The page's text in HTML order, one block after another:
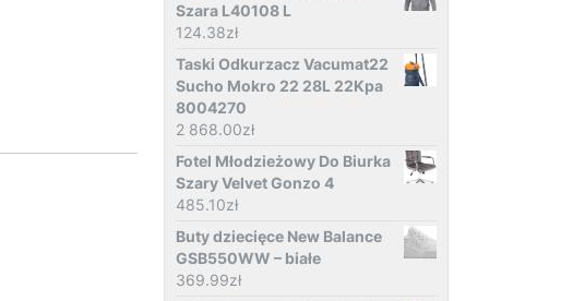
Szara L40108 L
124.38zł
Taski Odkurzacz Vacumat22
Sucho Mokro 22 28L 22Kpa
8004270
2 868.00zł
Fotel Młodzieżowy Do Biurka
Szary Velvet Gonzo 4
485.10zł
Buty dziecięce New Balance
GSB550WW – białe
369.99zł